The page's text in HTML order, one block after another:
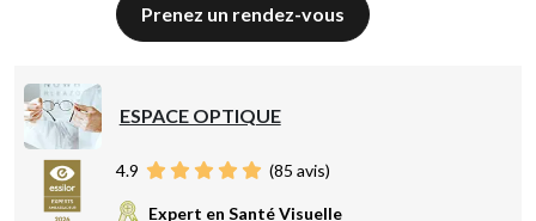
Prenez un rendez-vous
ESPACE OPTIQUE
4.9 (85 avis)
Expert en Santé Visuelle